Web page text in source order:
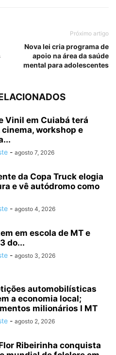
Próximo artigo
Nova lei cria programa de
apoio na área da saúde
mental para adolescentes
Vinil em Cuiabá terá
workshop e
- agosto 7, 2026
da Copa Truck elogia
e vê autódromo como
- agosto 4, 2026
em escola de MT e
do...
- agosto 3, 2026
automobilísticas
a economia local;
milionários I MT
- agosto 2, 2026
Ribeirinha conquista